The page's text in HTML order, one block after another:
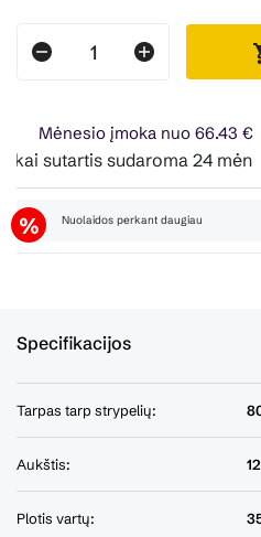
Mėnesio įmoka nuo 66.43 €
sudaroma 24 mėn.
Nuolaidos perkant daugiau
Specifikacijos
Tarpas tarp strypelių:
Aukštis:
Plotis vartų: